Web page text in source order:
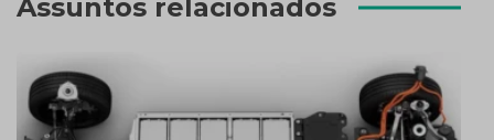
Assuntos relacionados